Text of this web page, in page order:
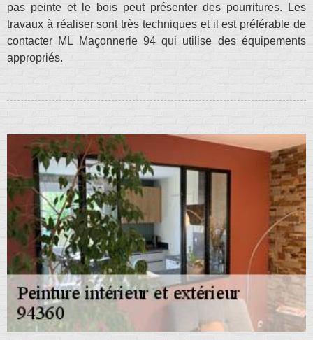
pas peinte et le bois peut présenter des pourritures. Les
travaux à réaliser sont très techniques et il est préférable de
contacter ML Maçonnerie 94 qui utilise des équipements
appropriés.